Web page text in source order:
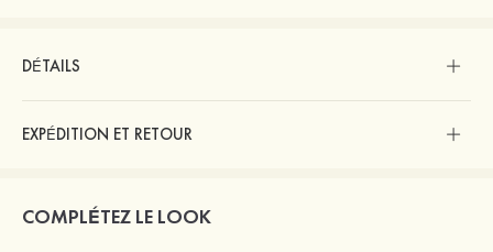
DÉTAILS
EXPÉDITION ET RETOUR
COMPLÉTEZ LE LOOK